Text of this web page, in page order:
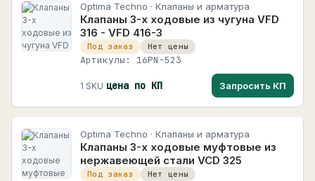
Optima Techno · Клапаны и арматура
Клапаны 3-х ходовые из чугуна VFD
316 - VFD 416-3
Под заказ Нет цены
Артикулы: 16PN-523
1 SKU цена по КП Запросить КП
Optima Techno · Клапаны и арматура
Клапаны 3-х ходовые муфтовые из
нержавеющей стали VCD 325
Под заказ Нет цены